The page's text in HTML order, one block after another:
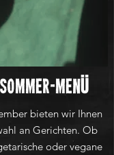
MenÜ
bieten wir Ihnen
an Gerichten. Ob
oder vegane